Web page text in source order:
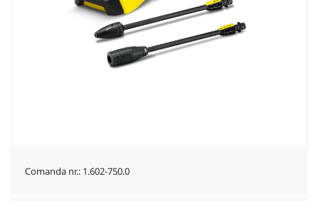
Comanda nr.: 1.602-750.0